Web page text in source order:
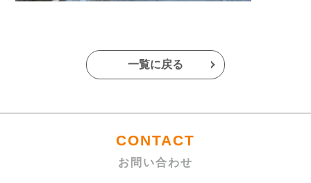
一覧に戻る
CONTACT
お問い合わせ